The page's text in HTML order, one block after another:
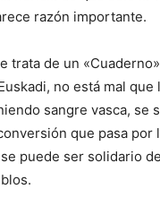
razón importante.
trata de un
no está mal que
sangre vasca, se
que pasa por
puede ser solidario